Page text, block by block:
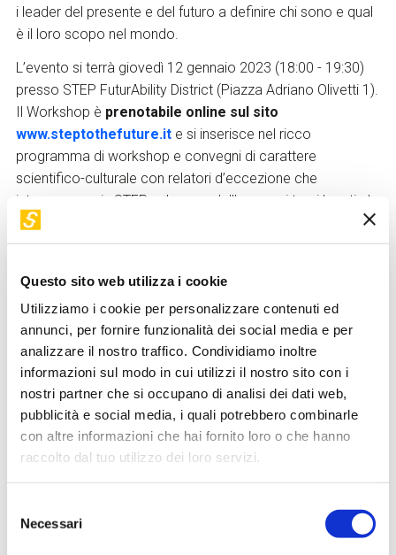
Questo sito web utilizza i cookie
Utilizziamo i cookie per personalizzare contenuti ed
annunci, per fornire funzionalità dei social media e per
analizzare il nostro traffico. Condividiamo inoltre
informazioni sul modo in cui utilizzi il nostro sito con i
nostri partner che si occupano di analisi dei dati web,
pubblicità e social media, i quali potrebbero combinarle
con altre informazioni che hai fornito loro o che hanno
raccolto dal tuo utilizzo dei loro servizi.
delNecessari
i leader del presente e del futuro a definire chi sono e qual
è il loro scopo nel mondo.
L’evento si terrà giovedì 12 gennaio 2023 (18:00 - 19:30)
presso STEP FuturAbility District (Piazza Adriano Olivetti 1).
Il Workshop è prenotabile online sul sito
www.steptothefuture.ite si inserisce nel ricco
programma di workshop e convegni di carattere
scientifico-culturale con relatori d’eccezione che
interverranno in STEP nel corso dell’anno sui temi legati al
mondo digitale e alle grandi questioni della società
contemporanea, per offrire ai visitatori ulteriori spunti di
STEP FuturAbility District è uno spazio tecnologico,
divulgativo e esperienziale, che nasce per connettere la
comunità con il prossimo futuro e dare a tutti l’opportunità
di intraprendere un viaggio per acquisire una maggiore
consapevolezza sulla trasformazione digitale in atto e i
suoi riflessi su tutti gli ambiti della vita quotidiana, sia
personale che professionale. Un luogo pensato per
approfondire i temi legati alle nuove tecnologie e aiutare le
persone a orientarsi in un mondo in rapida trasformazione,
contribuendo alla costruzione di una società digitale